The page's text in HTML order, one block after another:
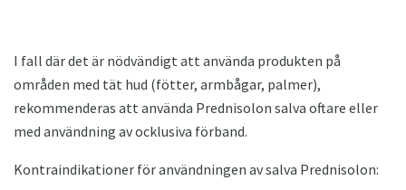
I fall där det är nödvändigt att använda produkten på
områden med tät hud (fötter, armbågar, palmer),
rekommenderas att använda Prednisolon salva oftare eller
med användning av ocklusiva förband.
Kontraindikationer för användningen av salva Prednisolon: